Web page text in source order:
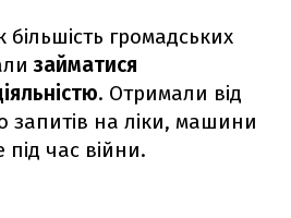
громадських
займатися
. Отримали від
запитів на ліки, машини
під час війни.